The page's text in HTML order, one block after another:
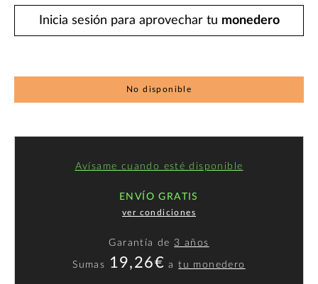
Inicia sesión para aprovechar tu monedero
No disponible
Avísame cuando esté disponible
ENVÍO GRATIS
ver condiciones
Garantía de 3 años
Sumas 19,26€ atu monedero